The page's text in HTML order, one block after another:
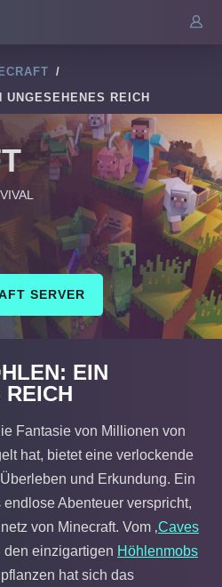
/
REICH
SERVER
EIN
REICH
Fantasie von Millionen von
hat, bietet eine verlockende
und Erkundung. Ein
Abenteuer verspricht,
von Minecraft. Vom ‚Caves
den einzigartigen Höhlenmobs
hat sich das